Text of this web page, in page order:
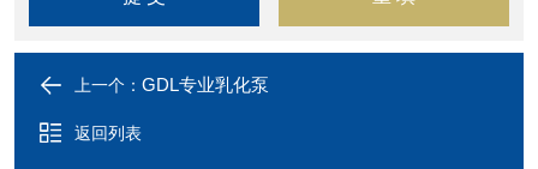
上一个： GDL专业乳化泵
返回列表